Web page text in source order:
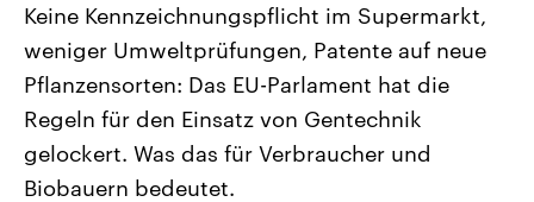
Landtagswahl Sachsen-Anhalt
2026
Alle Informationen
Sachsen-Anhalt wählt am 6.
September 2026 einen neuen
USA
Aktuelle Beiträge,
Hintergründe
Keine Kennzeichnungspflicht im Supermarkt,
weniger Umweltprüfungen, Patente auf neue
Pflanzensorten: Das EU-Parlament hat die
Regeln für den Einsatz von Gentechnik
gelockert. Was das für Verbraucher und
Biobauern bedeutet.